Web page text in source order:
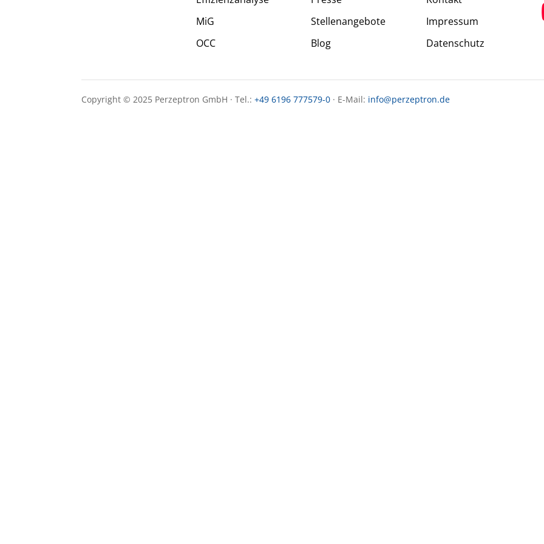
MiG
OCC
Stellenangebote
Blog
Impressum
Datenschutz
Copyright © 2025 Perzeptron GmbH · Tel.:+49 6196 777579-0 · E-Mail: info@perzeptron.de